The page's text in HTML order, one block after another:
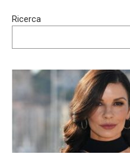
Shocking illusion - Pretty
Ricerca